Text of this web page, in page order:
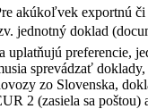
akúkoľvek exportnú
jednotný doklad
uplatňujú preferencie,
sprevádzať
zo Slovenska,
2 (zasiela sa